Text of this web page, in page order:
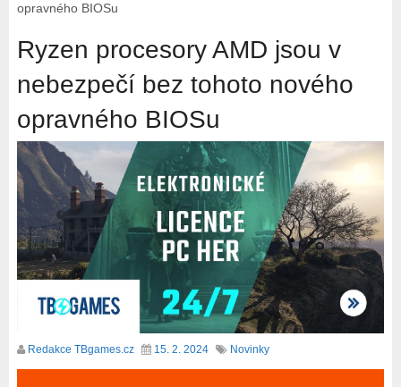
opravného BIOSu
Ryzen procesory AMD jsou v
nebezpečí bez tohoto nového
opravného BIOSu
Redakce TBgames.cz 15. 2. 2024 Novinky